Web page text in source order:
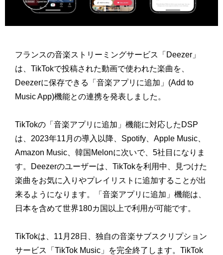
フランスの音楽ストリーミングサービス「Deezer」
は、TikTokで投稿された動画で使われた楽曲を、
Deezerに保存できる「音楽アプリに追加」(Add to
Music App)機能との連携を発表しました。
TikTokの「音楽アプリに追加」機能に対応したDSP
は、2023年11月の導入以降、Spotify、Apple Music、
Amazon Music、韓国Melonに次いで、5社目になりま
す。Deezerのユーザーは、TikTokを利用中、見つけた
楽曲をお気に入りやプレイリストに追加することが出
来るようになります。「音楽アプリに追加」機能は、
日本を含めて世界180カ国以上で利用が可能です。
TikTokは、11月28日、独自の音楽サブスクリプション
サービス「TikTok Music」を完全終了します。TikTok